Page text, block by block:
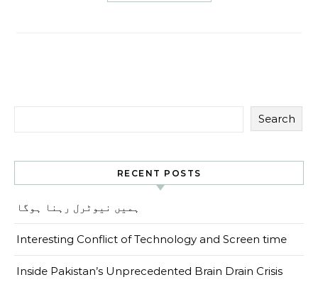
Search
RECENT POSTS
ہمیں نیوٹرل رہنا ہوگا
Interesting Conflict of Technology and Screen time
Inside Pakistan’s Unprecedented Brain Drain Crisis